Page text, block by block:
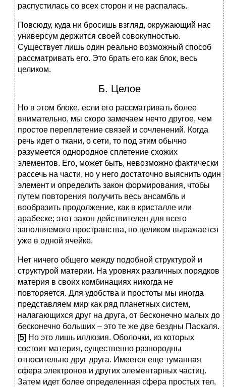
распустилась со всех сторон и не распалась.
Повсюду, куда ни бросишь взгляд, окружающий нас
универсум держится своей совокупностью.
Существует лишь один реально возможный способ
рассматривать его. Это брать его как блок, весь
целиком.
Б. Целое
Но в этом блоке, если его рассматривать более
внимательно, мы скоро замечаем нечто другое, чем
простое переплетение связей и сочленений. Когда
речь идет о ткани, о сети, то под этим обычно
разумеется однородное сплетение схожих
элементов. Его, может быть, невозможно фактически
рассечь на части, но у него достаточно выяснить один
элемент и определить закон формирования, чтобы
путем повторения получить весь ансамбль и
вообразить продолжение, как в кристалле или
арабеске; этот закон действителен для всего
заполняемого пространства, но целиком выражается
уже в одной ячейке.
Нет ничего общего между подобной структурой и
структурой материи. На уровнях различных порядков
материя в своих комбинациях никогда не
повторяется. Для удобства и простоты мы иногда
представляем мир как ряд планетных систем,
налагающихся друг на друга, от бесконечно малых до
бесконечно больших – это те же две бездны Паскаля.
[5] Но это лишь иллюзия. Оболочки, из которых
состоит материя, существенно разнородны
относительно друг друга. Имеется еще туманная
сфера электронов и других элементарных частиц.
Затем идет более определенная сфера простых тел,